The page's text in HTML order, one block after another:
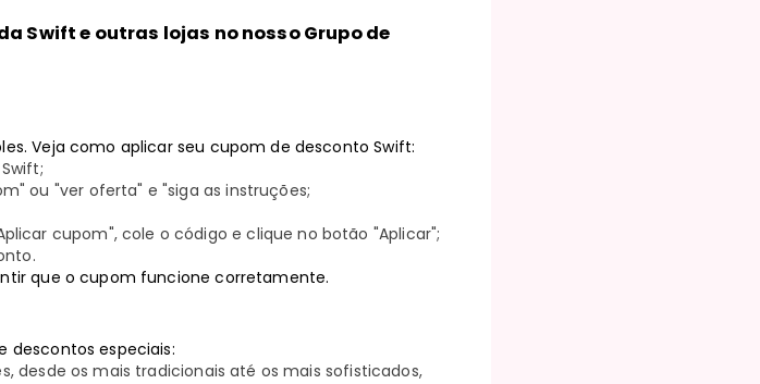
Swift e outras lojas no nosso Grupo de
Veja como aplicar seu cupom de desconto Swift:
ou "ver oferta" e "siga as instruções;
cupom", cole o código e clique no botão "Aplicar";
que o cupom funcione corretamente.
descontos especiais:
desde os mais tradicionais até os mais sofisticados,